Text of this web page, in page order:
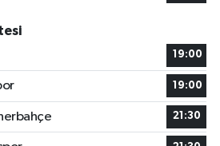
19:00
19:00
21:30